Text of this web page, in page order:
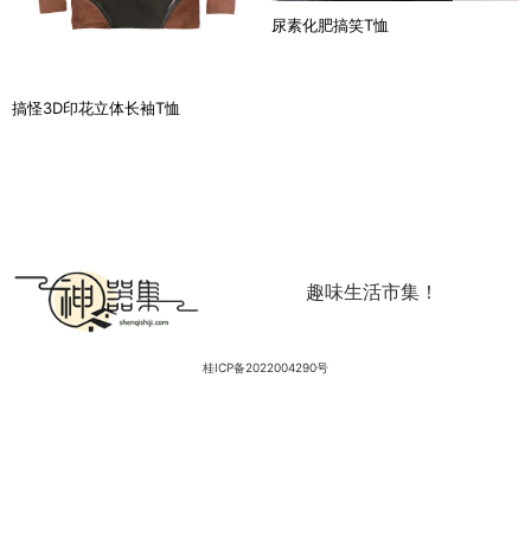
搞怪3D印花立体长袖T恤
尿素化肥搞笑T恤
趣味生活市集！
桂ICP备2022004290号